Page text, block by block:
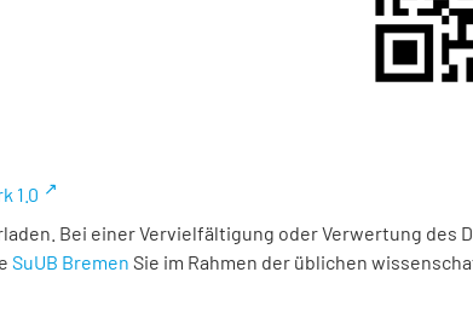
1.0
Bei einer Vervielfältigung oder Verwertung des
SuUB Bremen Sie im Rahmen der üblichen